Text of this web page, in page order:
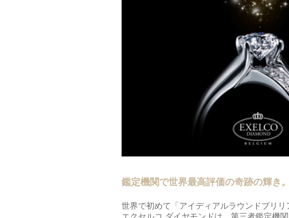
鑑定機関で世界最高評価の奇跡の輝き
世界で初めて「アイディアルラウンドブリ